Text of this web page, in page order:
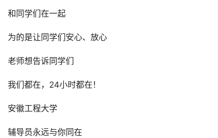
和同学们在一起
为的是让同学们安心、放心
老师想告诉同学们
我们都在，24小时都在！
安徽工程大学
辅导员永远与你同在